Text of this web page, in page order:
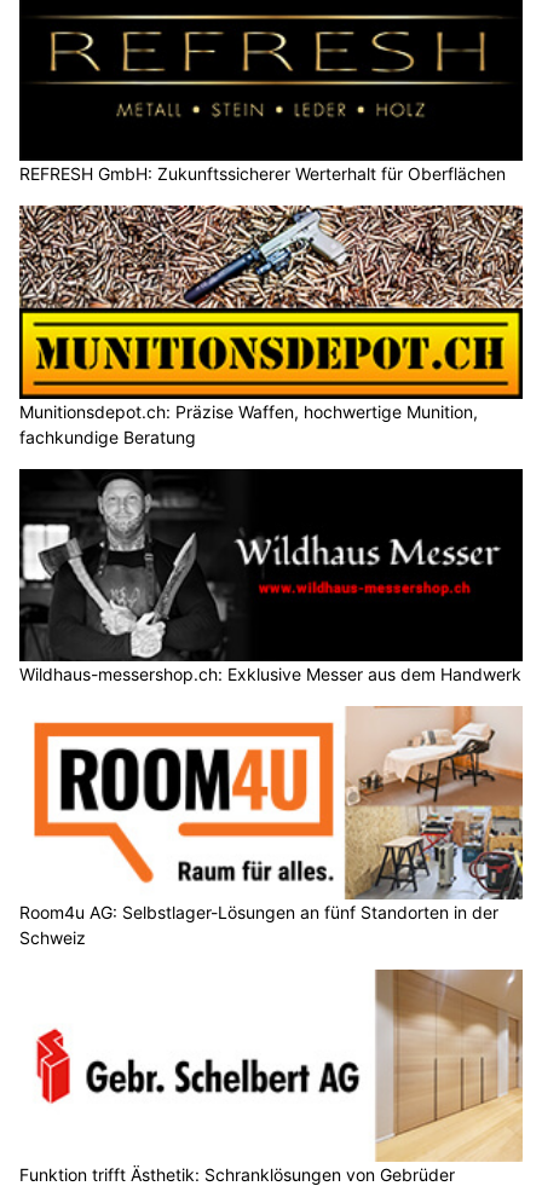
REFRESH GmbH: Zukunftssicherer Werterhalt für Oberflächen
Munitionsdepot.ch: Präzise Waffen, hochwertige Munition,
fachkundige Beratung
Wildhaus-messershop.ch: Exklusive Messer aus dem Handwerk
Room4u AG: Selbstlager-Lösungen an fünf Standorten in der
Schweiz
Funktion trifft Ästhetik: Schranklösungen von Gebrüder